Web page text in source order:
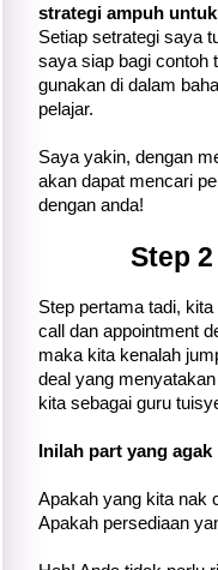
strategi ampuh
Setiap setrategi saya
saya siap bagi contoh
gunakan di dalam
pelajar.
Saya yakin, dengan
akan dapat mencari
dengan anda!
Step
Step pertama tadi,
call dan appointment
maka kita kenalah
deal yang
kita sebagai guru
Inilah part yang agak
Apakah yang kita nak
Apakah persediaan